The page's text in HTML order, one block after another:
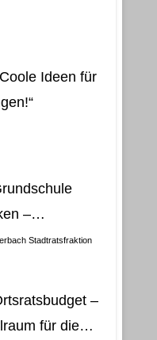
Ideen für
–
Stadtratsfraktion
–
für die